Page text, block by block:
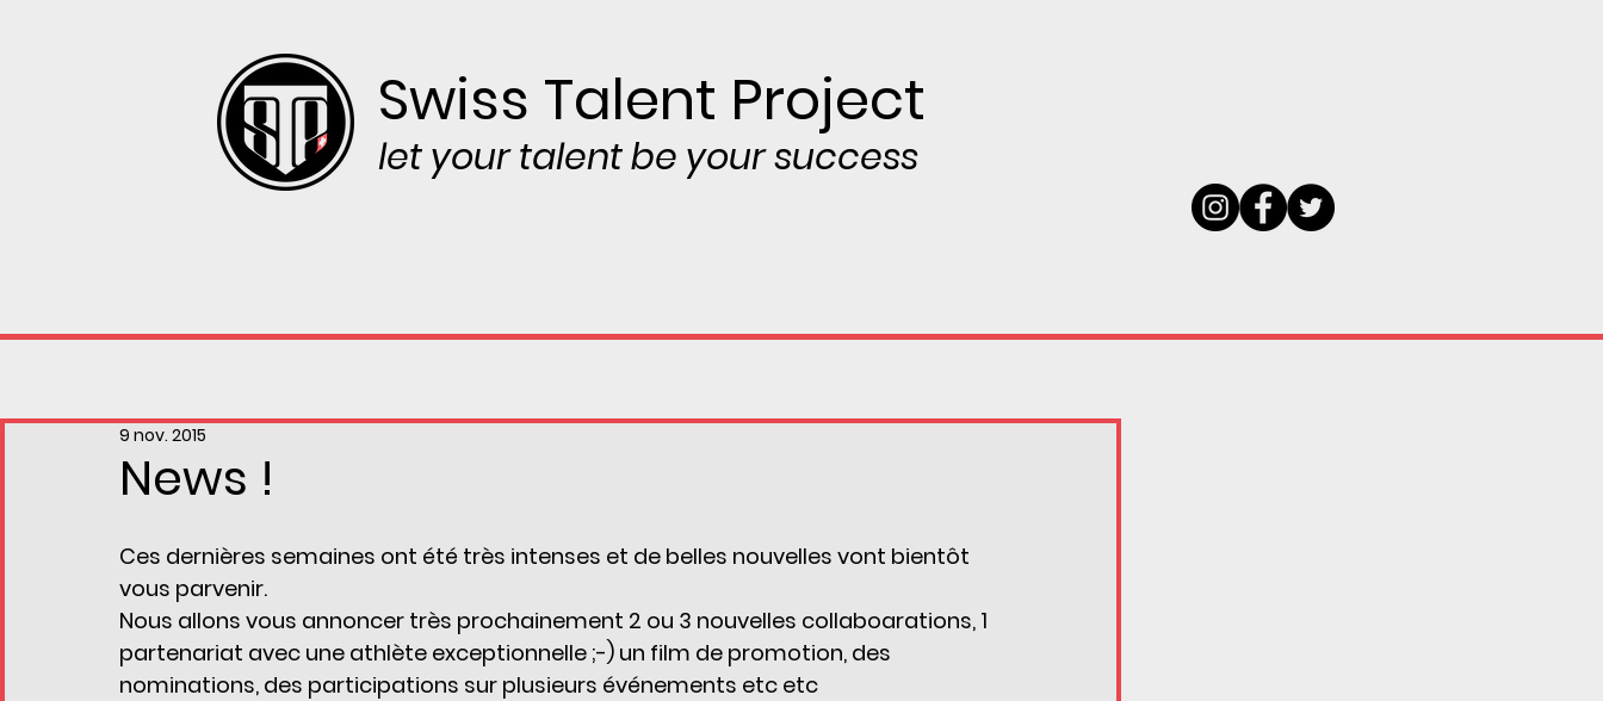
Swiss Talent Project
let your talent be your success
News !
9 nov. 2015
Ces dernières semaines ont été très intenses et de belles nouvelles vont bientôt
vous parvenir.
Nous allons vous annoncer très prochainement 2 ou 3 nouvelles collaboarations, 1
partenariat avec une athlète exceptionnelle ;-) un film de promotion, des
nominations, des participations sur plusieurs événements etc etc